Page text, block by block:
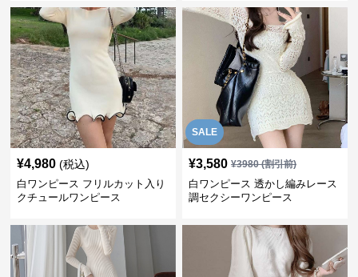
¥4,980 (税込)
白ワンピース フリルカット入り
クチュールワンピース
SALE
¥3,580 ¥3980(割引前)
白ワンピース 透かし編みレース
調セクシーワンピース